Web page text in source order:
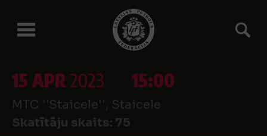
15 APR2023 15:00
MTC ''Staicele'', Staicele
Skatītāju skaits: 75